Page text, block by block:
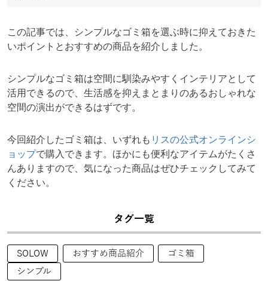
この記事では、シンプルなゴミ箱を選ぶ時に抑えておきた
いポイントとおすすめの商品を紹介しました。
シンプルなゴミ箱は空間に馴染みやすくインテリアとして
活用できるので、生活感を抑えまとまりのあるおしゃれな
空間の演出ができるはずです。
今回紹介したゴミ箱は、いずれも リスの公式オンラインシ
ョップで購入できます。ほかにも便利なアイテムがたくさ
んありますので、気になった商品はぜひチェックしてみて
ください。
タグ一覧
SOLOW おすすめ商品紹介
ゴミ箱
シンプル